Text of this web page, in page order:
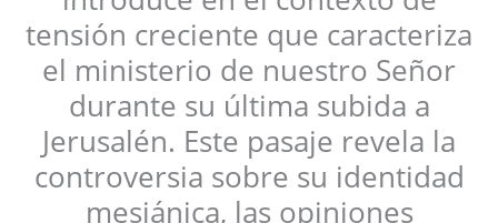
tensión creciente que caracteriza
el ministerio de nuestro Señor
durante su última subida a
Jerusalén. Este pasaje revela la
controversia sobre su identidad
mesiánica, las opiniones